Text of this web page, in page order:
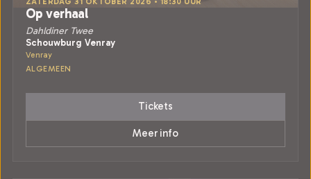
Op verhaal
Dahldiner Twee
Schouwburg Venray
Venray
ALGEMEEN
Tickets
Meer info